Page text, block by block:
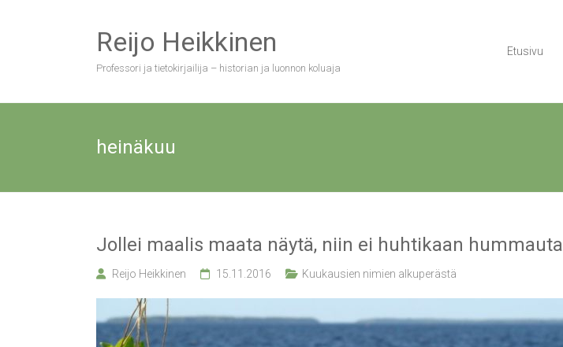
Reijo Heikkinen
Professori ja tietokirjailija – historian ja luonnon koluaja
Etusivu
heinäkuu
Jollei maalis maata näytä, niin ei huhtikaan hummauta
Reijo Heikkinen 15.11.2016 Kuukausien nimien alkuperästä